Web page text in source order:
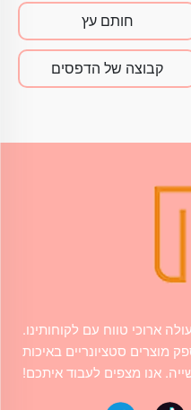
חותם עץ
קבוצה של הדפסים
ארוכי טווח עם לקוחותינו.
מוצרים סטציונריים באיכות
אנו מצפים לעבוד איתכם!